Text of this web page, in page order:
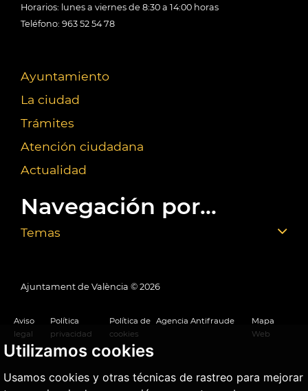
Utilizamos cookies
Usamos cookies y otras técnicas de rastreo para mejorar
Horarios: lunes a viernes de 8:30 a 14:00 horas
Teléfono: 963 52 54 78
Ayuntamiento
La ciudad
Trámites
Atención ciudadana
Actualidad
Navegación por...
Temas
Ajuntament de València © 2026
Aviso
legal
Política
privacidad
Política de
cookies
Agencia Antifraude
Mapa
Web